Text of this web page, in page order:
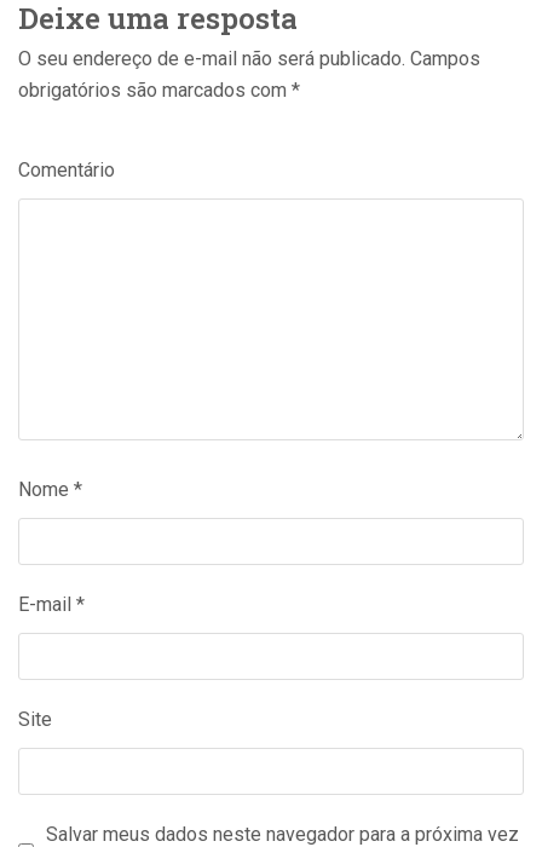
Deixe uma resposta
O seu endereço de e-mail não será publicado. Campos
obrigatórios são marcados com *
Comentário
Nome *
E-mail *
Site
Salvar meus dados neste navegador para a próxima vez